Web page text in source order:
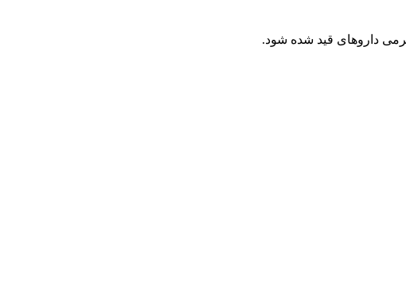
داروهای قید شده شود.